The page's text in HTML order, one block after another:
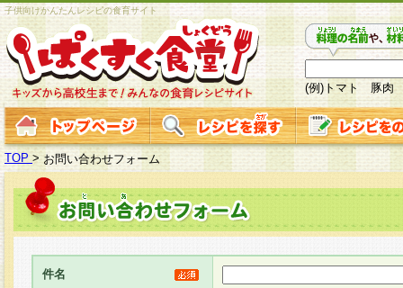
子供向けかんたんレシピの食育サイト
(例)トマト 豚肉
TOP > お問い合わせフォーム
件名